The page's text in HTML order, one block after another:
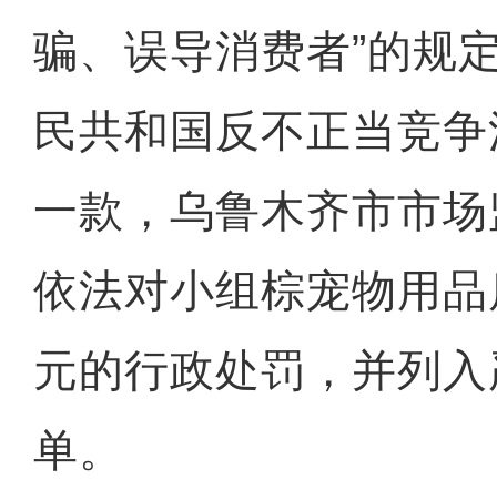
骗、误导消费者”的规
民共和国反不正当竞
一款，乌鲁木齐市市
依法对小组棕宠物用
元的行政处罚，并列
单。